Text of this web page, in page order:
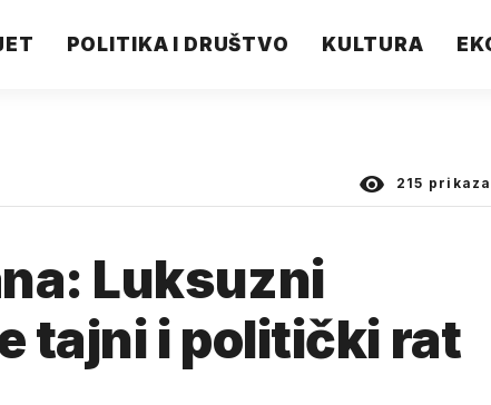
POLITIKA I DRUŠTVO KULTURA
215 prikaza
Luksuzni
tajni i politički rat